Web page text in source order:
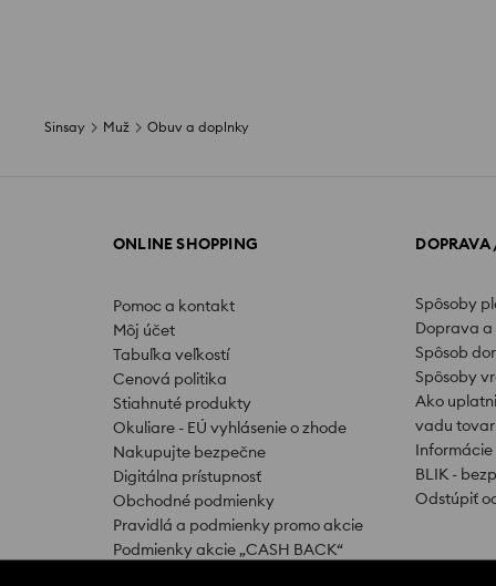
Sinsay Muž Obuv a doplnky
ONLINE SHOPPING
Pomoc a kontakt
Môj účet
Tabuľka veľkostí
Cenová politika
Stiahnuté produkty
Okuliare - EÚ vyhlásenie o zhode
Nakupujte bezpečne
Digitálna prístupnosť
Obchodné podmienky
Pravidlá a podmienky promo akcie
Podmienky akcie „CASH BACK“
DOPRAVA
Spôsoby
Doprava
Spôsob
Spôsoby
Ako
vadu
BLIK -
Odstúpiť